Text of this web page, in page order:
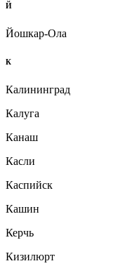
Й
Йошкар-Ола
К
Калининград
Калуга
Канаш
Касли
Каспийск
Кашин
Керчь
Кизилюрт